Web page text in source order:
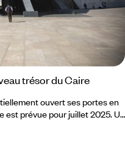
trésor du Caire
ouvert ses portes en
prévue pour juillet 2025. Un
l’égyptologie dans la